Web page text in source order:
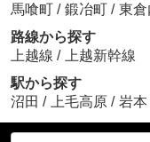
馬喰町 / 鍛冶町 / 東
路線から探す
上越線 /
上越新幹線
駅から探す
沼田 / 上毛高原 / 岩本